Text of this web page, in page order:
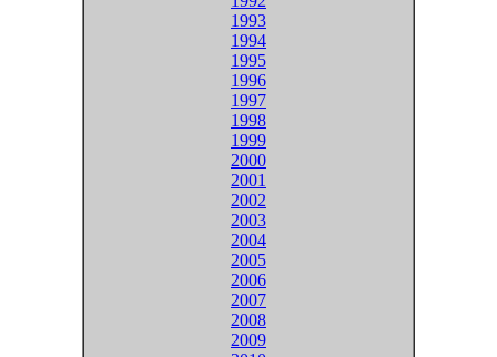
1993
1994
1995
1996
1997
1998
1999
2000
2001
2002
2003
2004
2005
2006
2007
2008
2009